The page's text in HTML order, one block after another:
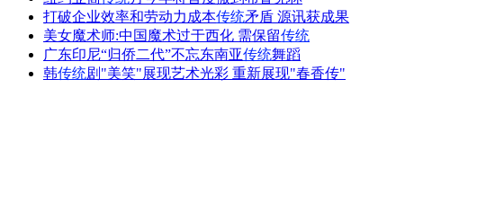
千岛湖水下古城探秘：发现大西门牌坊构件
打破企业效率和劳动力成本传统矛盾 源讯获成果
美女魔术师:中国魔术过于西化 需保留传统
广东印尼“归侨二代”不忘东南亚传统舞蹈
韩传统剧"美笑"展现艺术光彩 重新展现"春香传"